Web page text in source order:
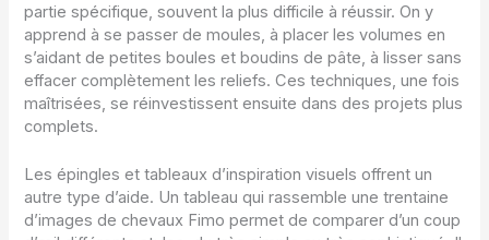
partie spécifique, souvent la plus difficile à réussir. On y
apprend à se passer de moules, à placer les volumes en
s’aidant de petites boules et boudins de pâte, à lisser sans
effacer complètement les reliefs. Ces techniques, une fois
maîtrisées, se réinvestissent ensuite dans des projets plus
complets.
Les épingles et tableaux d’inspiration visuels offrent un
autre type d’aide. Un tableau qui rassemble une trentaine
d’images de chevaux Fimo permet de comparer d’un coup